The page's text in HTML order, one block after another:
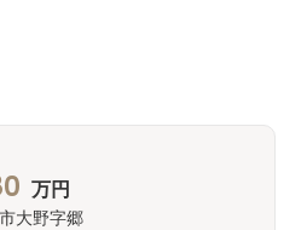
万円
大野字郷